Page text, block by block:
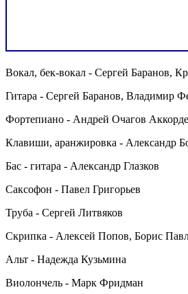
Вокал, бек-вокал - Сергей Баранов,
Гитара - Сергей Баранов, Владимир
Фортепиано - Андрей Очагов
Клавиши, аранжировка - Александр
Бас - гитара - Александр Глазков
Саксофон - Павел Григорьев
Труба - Сергей Литвяков
Скрипка - Алексей Попов, Борис
Альт - Надежда Кузьмина
Виолончель - Марк Фридман